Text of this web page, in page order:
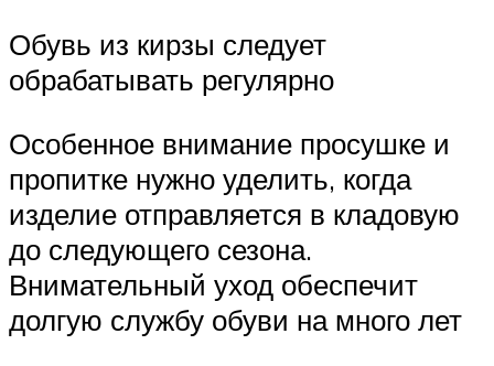
Обувь из кирзы следует
обрабатывать регулярно
Особенное внимание просушке и
пропитке нужно уделить, когда
изделие отправляется в кладовую
до следующего сезона.
Внимательный уход обеспечит
долгую службу обуви на много лет